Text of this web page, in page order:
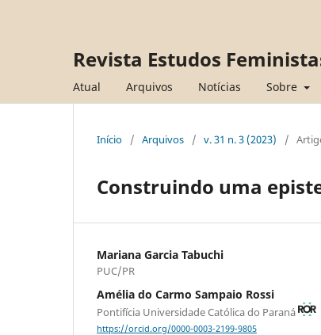
Revista Estudos
Atual Arquivos Notícias Sobre
Início / Arquivos / v. 31 n. 3 (2023) /
Construindo uma
Mariana Garcia Tabuchi
PUC/PR
Amélia do Carmo Sampaio Rossi
Pontifícia Universidade Católica do Paraná
https://orcid.org/0000-0003-2199-9805